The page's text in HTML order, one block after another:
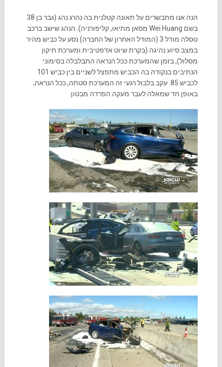
הנה אנו מתבשרים על תאונה קטלנית בה נהרג נהג (גבר בן 38
בשם Wei Huang מסאן מתיאו, קליפורניה). הנהג שישב ברכב
טסלה מודל 3 (המודל האחרון של החברה) נסע על כביש מהיר
במצב סיוע נהיגה (בקרת שיוט אדפטיבית ומערכת תיקון
מסלול), בזמן שהמערכת ככל הנראה התבלבלה בסימוני
הנתיבים בנקודה בה הכביש מתפצל לשניים בין כביש 101
לכביש 85. עקב בלבול רגעי זה המערכת סטתה, ככל הנראה,
באופן חד שמאלה לעבר מעקה הפרדה מבטון.